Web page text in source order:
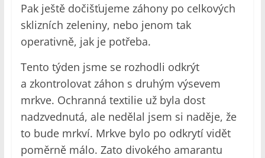
Pak ještě dočišťujeme záhony po celkových
sklizních zeleniny, nebo jenom tak
operativně, jak je potřeba.
Tento týden jsme se rozhodli odkrýt
a zkontrolovat záhon s druhým výsevem
mrkve. Ochranná textilie už byla dost
nadzvednutá, ale nedělal jsem si naděje, že
to bude mrkví. Mrkve bylo po odkrytí vidět
poměrně málo. Zato divokého amarantu